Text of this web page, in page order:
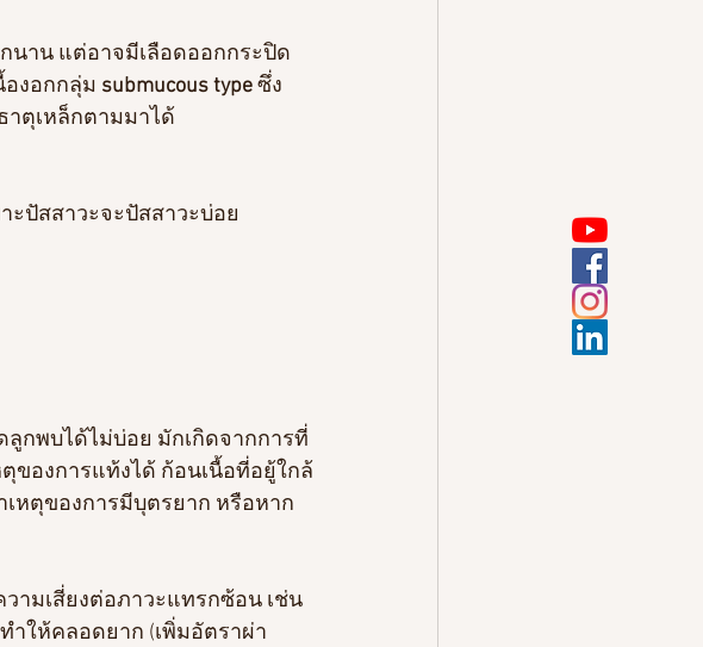
นาน แต่อาจมีเลือดออกกระปิด
องอกกลุ่ม submucous type ซึ่ง
าตุเหล็กตามมาได้
ะปัสสาวะจะปัสสาวะบ่อย
กพบได้ไม่บ่อย มักเกิดจากการที่
ของการแท้งได้ ก้อนเนื้อที่อยู้ใกล้
หตุของการมีบุตรยาก หรือหาก
ามเสี่ยงต่อภาวะแทรกซ้อน เช่น
ให้คลอดยาก (เพิ่มอัตราผ่า